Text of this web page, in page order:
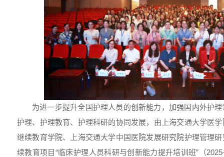
为进一步提升全国护理人员的创新能力，加强国内外护
护理、护理教育、护理科研的协同发展，由上海交通大学医
继续教育学院、上海交通大学中国医院发展研究院护理管理
续教育项目“临床护理人员科研与创新能力提升培训班”（